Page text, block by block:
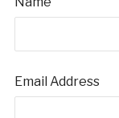
Email Address